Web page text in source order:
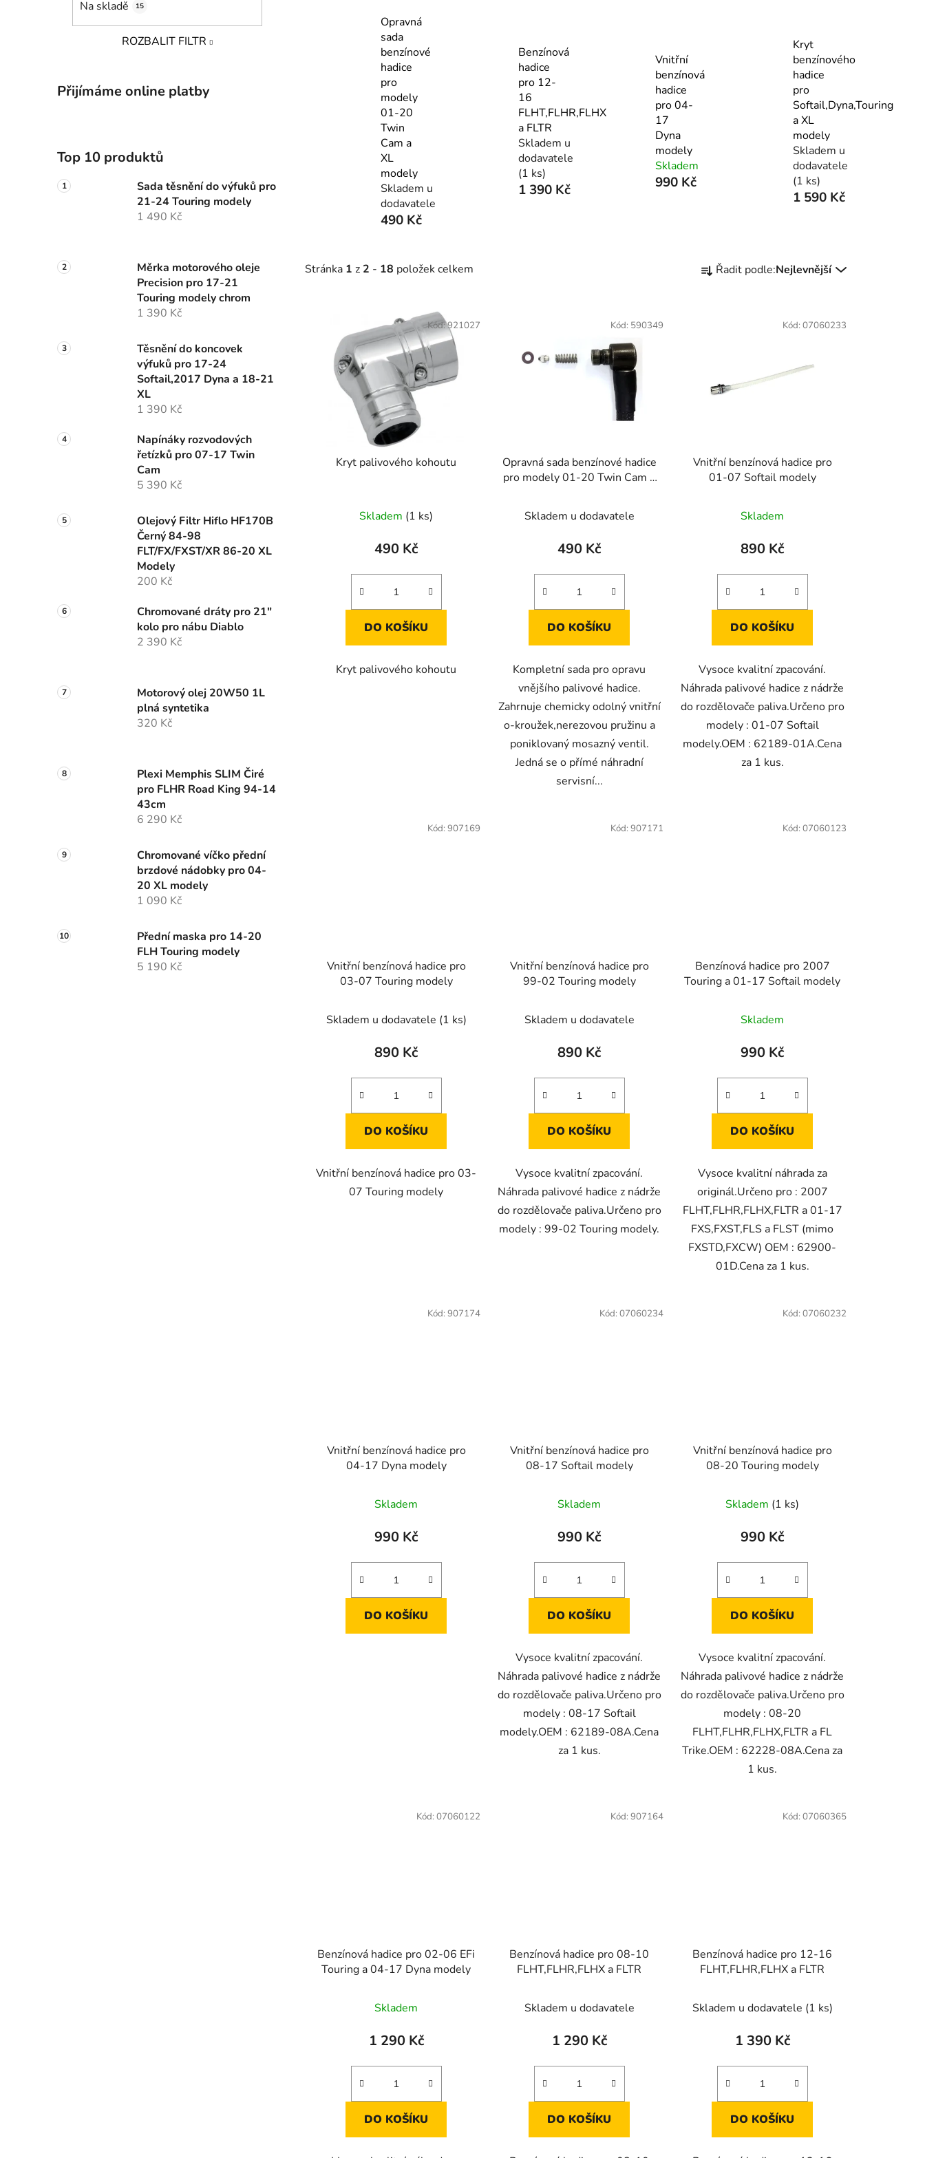
l
Na skladě 15
ROZBALIT FILTR
Přijímáme online platby
Top 10 produktů
Sada těsnění do výfuků pro
21-24 Touring modely
1 490 Kč
Měrka motorového oleje
Precision pro 17-21
Touring modely chrom
1 390 Kč
Těsnění do koncovek
výfuků pro 17-24
Softail,2017 Dyna a 18-21
XL
1 390 Kč
Napínáky rozvodových
řetízků pro 07-17 Twin
Cam
5 390 Kč
Olejový Filtr Hiflo HF170B
Černý 84-98
FLT/FX/FXST/XR 86-20 XL
Modely
200 Kč
Chromované dráty pro 21"
kolo pro nábu Diablo
2 390 Kč
Motorový olej 20W50 1L
plná syntetika
320 Kč
Plexi Memphis SLIM Čiré
pro FLHR Road King 94-14
43cm
6 290 Kč
Chromované víčko přední
brzdové nádobky pro 04-
20 XL modely
1 090 Kč
Přední maska pro 14-20
FLH Touring modely
5 190 Kč
Opravná
sada
benzínové
hadice
pro
modely
01-20
Twin
Cam a
XL
modely
Skladem u
dodavatele
490 Kč
Benzínová
hadice
pro 12-
16
FLHT,FLHR,FLHX
a FLTR
Skladem u
dodavatele
(1 ks)
1 390 Kč
Vnitřní
benzínová
hadice
pro 04-
17
Dyna
modely
Skladem
990 Kč
Kryt
benzínového
hadice
pro
Softail,Dyna,Touring
a XL
modely
Skladem u
dodavatele
(1 ks)
1 590 Kč
Stránka 1 z 2 - 18 položek celkem
a
k
Řadit podle:Nejlevnější
Kryt palivového kohoutu
Skladem (1 ks)
490 Kč
DO KOŠÍKU
Kryt palivového kohoutu
Kód:921027
Opravná sada benzínové hadice
pro modely 01-20 Twin Cam a
Skladem u dodavatele
490 Kč
DO KOŠÍKU
Kompletní sada pro opravu
vnějšího palivové hadice.
Zahrnuje chemicky odolný vnitřní
o-kroužek,nerezovou pružinu a
poniklovaný mosazný ventil.
Jedná se o přímé náhradní
servisní...
Kód: 590349
Vnitřní benzínová hadice pro
01-07 Softail modely
Skladem
890 Kč
DO KOŠÍKU
Vysoce kvalitní zpacování.
Náhrada palivové hadice z nádrže
do rozdělovače paliva.Určeno pro
modely : 01-07 Softail
modely.OEM : 62189-01A.Cena
za 1 kus.
Kód: 07060233
Vnitřní benzínová hadice pro
03-07 Touring modely
Skladem u dodavatele (1 ks)
890 Kč
DO KOŠÍKU
Vnitřní benzínová hadice pro 03-
07 Touring modely
Kód: 907169
Vnitřní benzínová hadice pro
99-02 Touring modely
Skladem u dodavatele
890 Kč
DO KOŠÍKU
Vysoce kvalitní zpacování.
Náhrada palivové hadice z nádrže
do rozdělovače paliva.Určeno pro
modely : 99-02 Touring modely.
Kód: 907171
Benzínová hadice pro 2007
Touring a 01-17 Softail modely
Skladem
990 Kč
DO KOŠÍKU
Vysoce kvalitní náhrada za
originál.Určeno pro : 2007
FLHT,FLHR,FLHX,FLTR a 01-17
FXS,FXST,FLS a FLST (mimo
FXSTD,FXCW) OEM : 62900-
01D.Cena za 1 kus.
Kód: 07060123
Vnitřní benzínová hadice pro
04-17 Dyna modely
Skladem
990 Kč
DO KOŠÍKU
Kód: 907174
Vnitřní benzínová hadice pro
08-17 Softail modely
Skladem
990 Kč
DO KOŠÍKU
Vysoce kvalitní zpacování.
Náhrada palivové hadice z nádrže
do rozdělovače paliva.Určeno pro
modely : 08-17 Softail
modely.OEM : 62189-08A.Cena
za 1 kus.
Kód: 07060234
Vnitřní benzínová hadice pro
08-20 Touring modely
Skladem (1 ks)
990 Kč
DO KOŠÍKU
Vysoce kvalitní zpacování.
Náhrada palivové hadice z nádrže
do rozdělovače paliva.Určeno pro
modely : 08-20
FLHT,FLHR,FLHX,FLTR a FL
Trike.OEM : 62228-08A.Cena za
1 kus.
Kód: 07060232
Benzínová hadice pro 02-06 EFi
Touring a 04-17 Dyna modely
Skladem
1 290 Kč
DO KOŠÍKU
Kód: 07060122
Benzínová hadice pro 08-10
FLHT,FLHR,FLHX a FLTR
Skladem u dodavatele
1 290 Kč
DO KOŠÍKU
Kód: 907164
Benzínová hadice pro 12-16
FLHT,FLHR,FLHX a FLTR
Skladem u dodavatele (1 ks)
1 390 Kč
DO KOŠÍKU
Kód: 07060365